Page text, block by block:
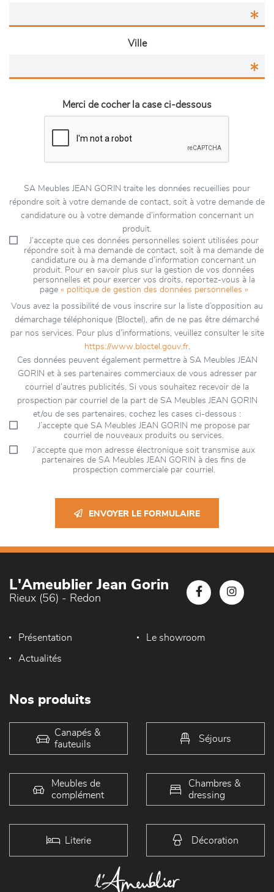
Ville
Merci de cocher la case ci-dessous
SA Meubles JEAN GORIN traite les données recueillies pour
répondre soit à votre demande de contact, soit à votre demande de
candidature ou à votre demande d’information concernant un
produit.
J’accepte que ces données personnelles soient utilisées pour
répondre soit à ma demande de contact, soit à ma demande de
candidature ou à ma demande d’information concernant un
produit. Pour en savoir plus sur la gestion de vos données
personnelles et pour exercer vos droits, reportez-vous à la
page « politique de gestion des données personnelles »
Vous avez la possibilité de vous inscrire sur la liste d’opposition au
démarchage téléphonique (Bloctel), afin de ne pas être démarché
par nos services. Pour plus d’informations, veuillez consulter le site
https://www.bloctel.gouv.fr.
Ces données peuvent également permettre à SA Meubles JEAN
GORIN et à ses partenaires commerciaux de vous adresser par
courriel d’autres publicités. Si vous souhaitez recevoir de la
prospection par courriel de la part de SA Meubles JEAN GORIN
et/ou de ses partenaires, cochez les cases ci-dessous :
J’accepte que SA Meubles JEAN GORIN me propose par
courriel de nouveaux produits ou services.
J’accepte que mon adresse électronique soit transmise aux
partenaires de SA Meubles JEAN GORIN à des fins de
prospection commerciale par courriel.
ENVOYER LE FORMULAIRE
L'Ameublier Jean Gorin
Rieux (56) - Redon
Présentation Le showroom
Actualités
Nos produits
Canapés &
fauteuils
Séjours
Meubles de
complément
Chambres &
dressing
Literie Décoration